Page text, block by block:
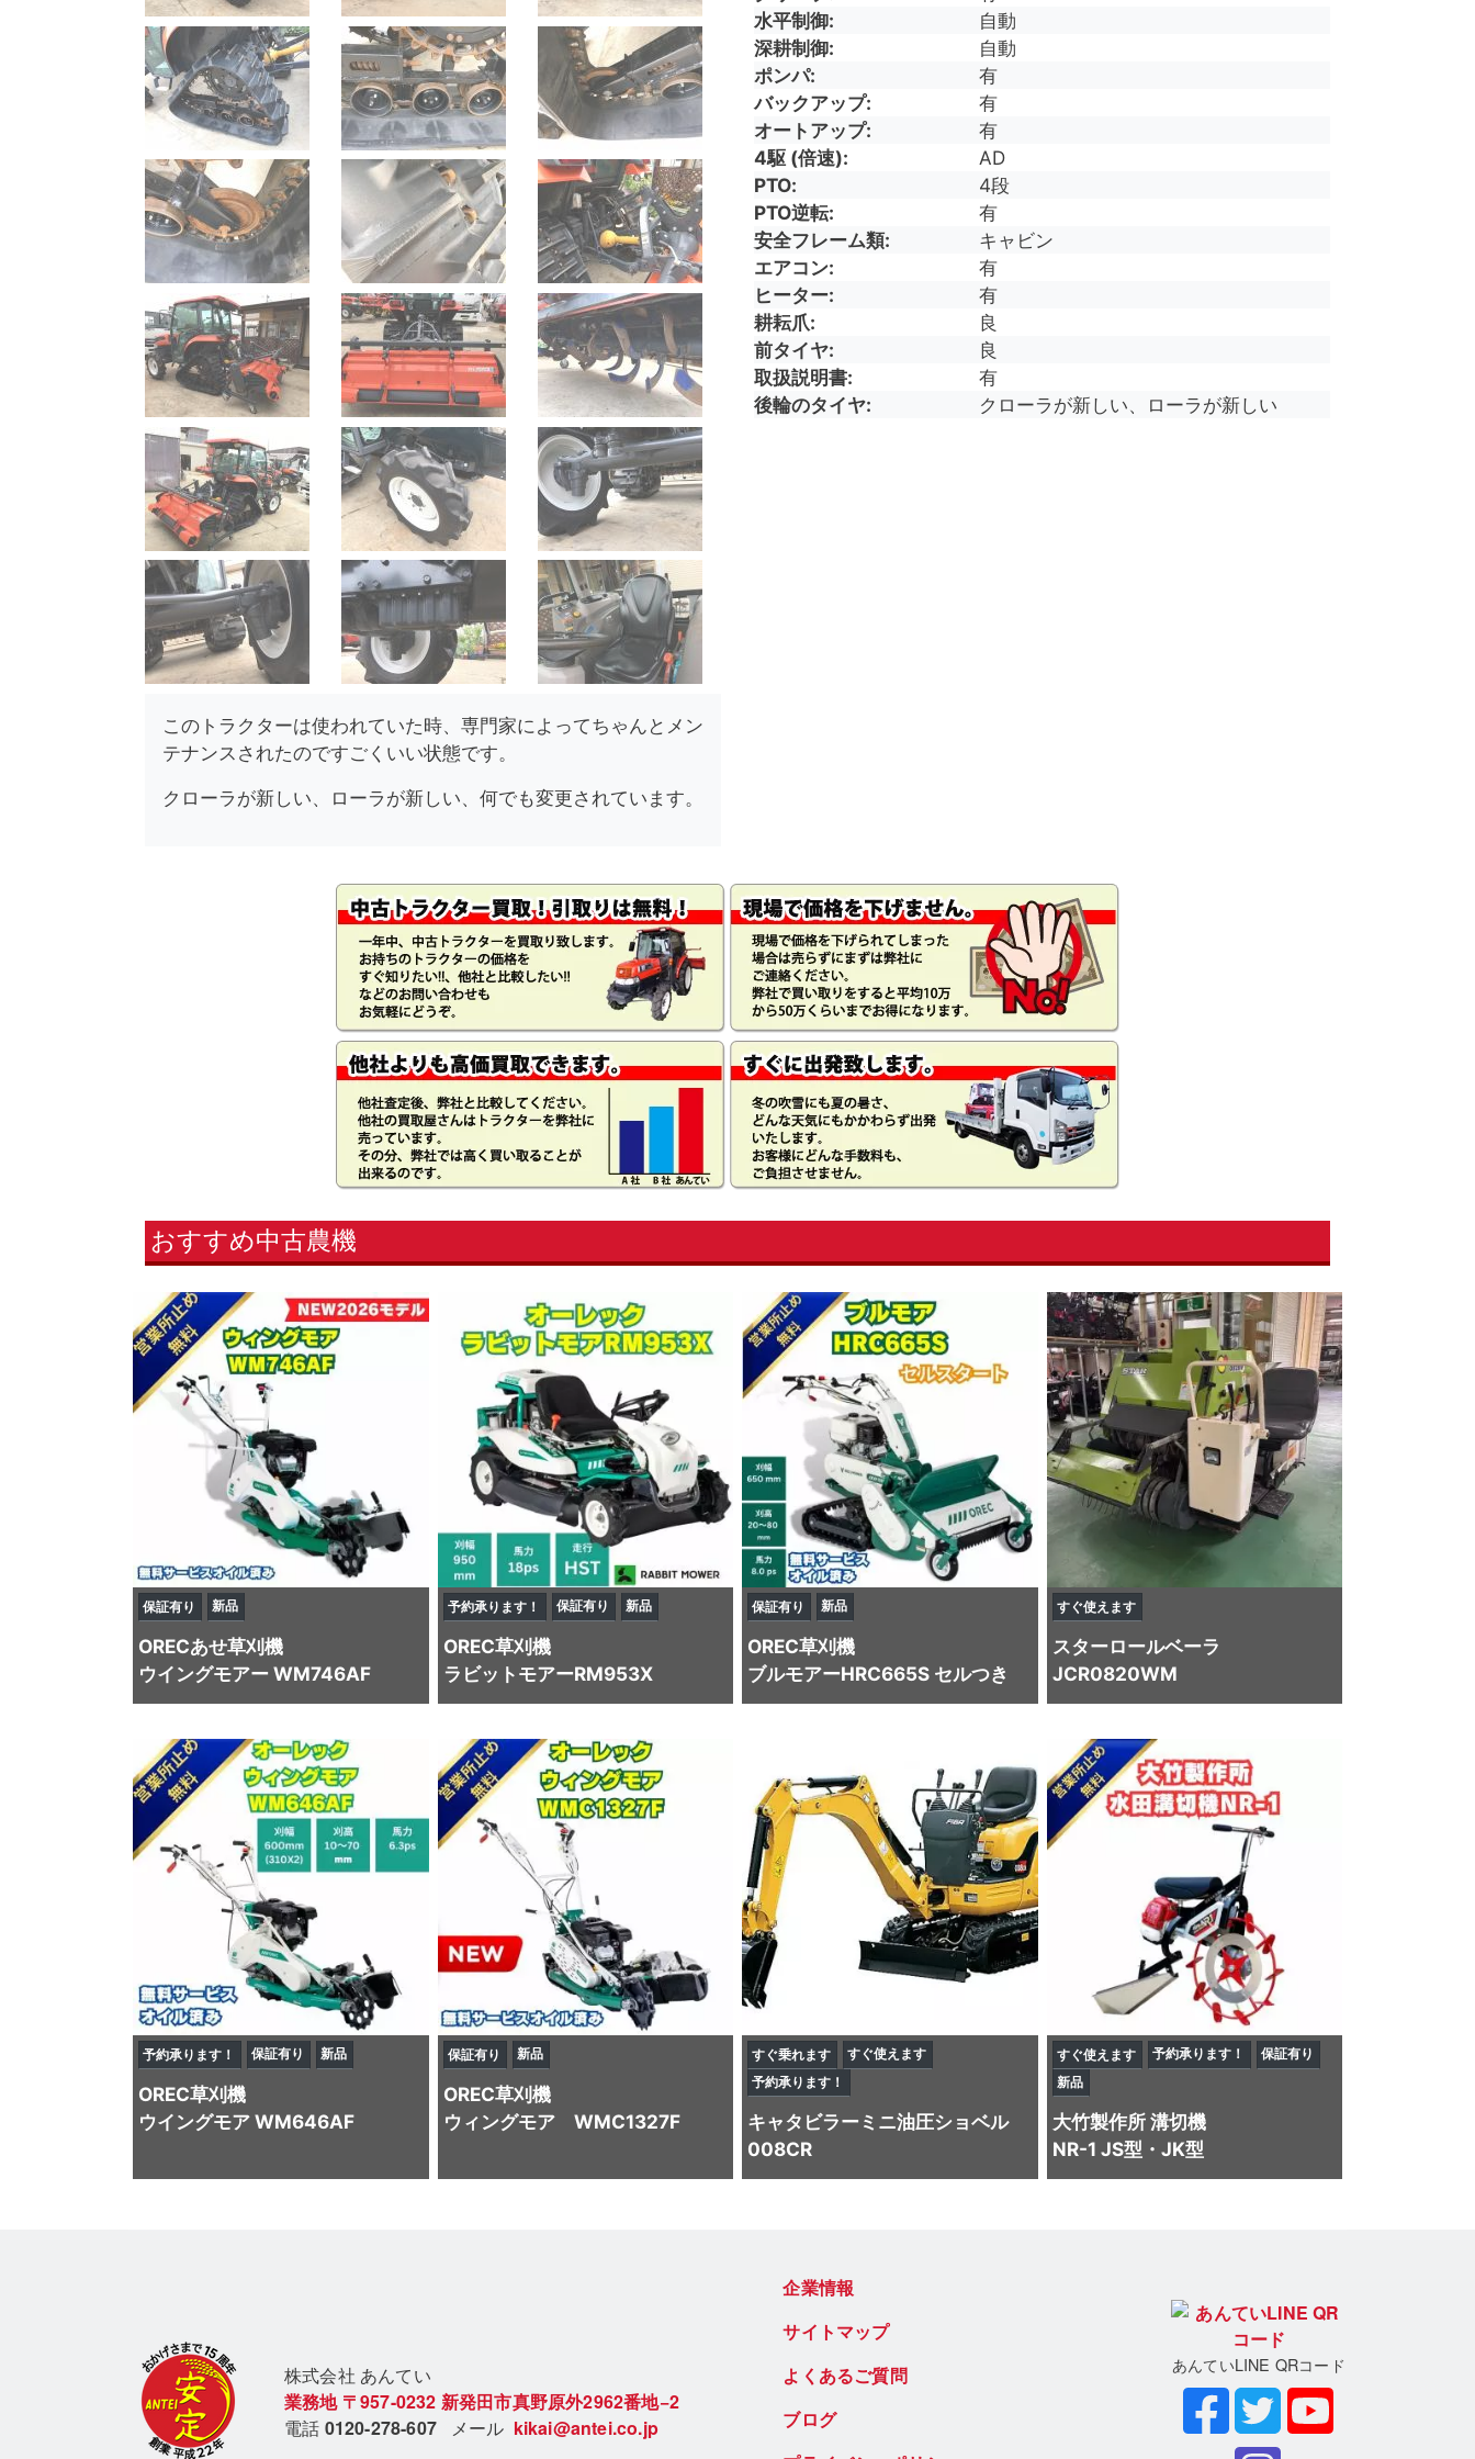
このトラクターは使われていた時、専門家によってちゃんとメン
テナンスされたのですごくいい状態です。
クローラが新しい、ローラが新しい、何でも変更されています。
水平制御
自動
深耕制御
自動
ポンパ
有
バックアップ
有
オートアップ
有
4駆 (倍速)
AD
PTO
4段
PTO逆転
有
安全フレーム類
キャビン
エアコン
有
ヒーター
有
耕耘爪
良
前タイヤ
良
取扱説明書
有
後輪のタイヤ
クローラが新しい、ローラが新しい
おすすめ中古農機
保証有り 新品
ORECあせ草刈機
ウイングモアー WM746AF
予約承ります！ 保証有り 新品
OREC草刈機
ラビットモアーRM953X
保証有り 新品
OREC草刈機
ブルモアーHRC665S セルつき
すぐ使えます
スターロールベーラ
JCR0820WM
予約承ります！ 保証有り 新品
OREC草刈機
ウイングモア WM646AF
保証有り 新品
OREC草刈機
ウィングモア WMC1327F
すぐ乗れます
すぐ使えます
予約承ります！
キャタビラーミニ油圧ショベル
008CR
すぐ使えます 予約承ります！
保証有り
新品
大竹製作所溝切機
NR-1 JS型・JK型
株式会社 あんてい
業務地 〒957-0232 新発田市真野原外2962番地−2
電話 0120-278-607 メール kikai@antei.co.jp
企業情報
サイトマップ
よくあるご質問
ブログ
あんていLINE QRコード